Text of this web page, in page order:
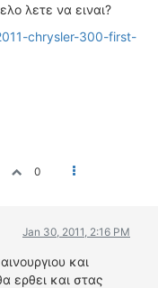
λετε να ειναι?
chrysler-300-first-
0
Jan 30, 2011, 2:16 PM
και
ερθει και στας